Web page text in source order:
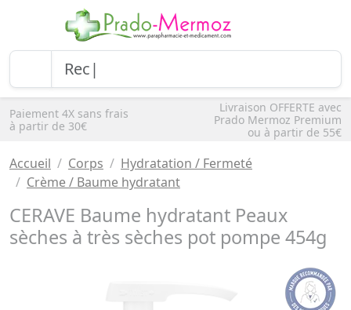
Paiement 4X sans frais
à partir de 30€
Livraison OFFERTE avec
Prado Mermoz Premium
ou à partir de 55€
Accueil Corps
Hydratation / Fermeté
Crème / Baume hydratant
CERAVE Baume hydratant Peaux
sèches à très sèches pot pompe 454g